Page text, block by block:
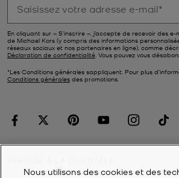
En cliquant sur « S’inscrire », j’accepte de recevoir des
de Michael Kors (y compris des informations
réseaux sociaux et nos partenaires en ligne), comme
Déclaration de confidentialité. Vous pouvez vous
*Les Conditions générales sappliquent. Pour plus
Conditions générales des promotions.
Nous utilisons des cookies et des